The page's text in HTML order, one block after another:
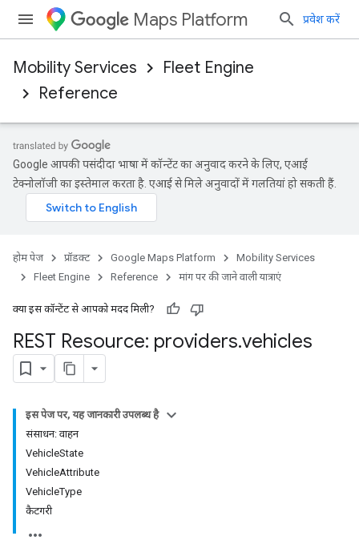
Maps Platform प्रवेश करें
Mobility Services
Fleet Engine
Reference
Google आपकी पसंदीदा भाषा में कॉन्टेंट का अनुवाद करने के लिए, एआई
टेक्नोलॉजी का इस्तेमाल करता है. एआई से मिले अनुवादों में गलतियां हो सकती हैं.
होम पेज प्रॉडक्ट Google Maps Platform
Mobility Services
Fleet Engine
Reference मांग पर की जाने वाली यात्राएं
क्या इस कॉन्टेंट से आपको मदद मिली?
REST Resource: providers.vehicles
इस पेज पर, यह जानकारी उपलब्ध है
संसाधन: वाहन
VehicleState
VehicleAttribute
VehicleType
कैटगरी